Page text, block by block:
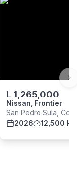
L 1,265,000
Nissan, Frontier
San Pedro Sula,
2026
12,500 km